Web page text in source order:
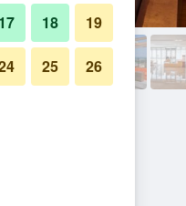
17 18 19
25 26